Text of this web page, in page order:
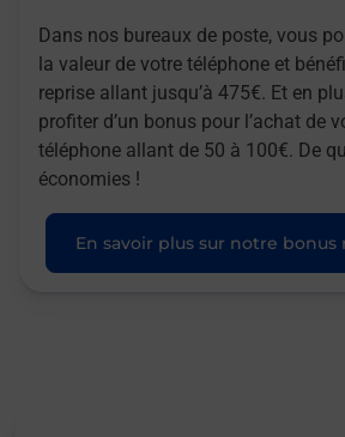
Dans nos bureaux de poste, vous
la valeur de votre téléphone et
reprise allant jusqu’à 475€. Et en
profiter d’un bonus pour l’achat de
téléphone allant de 50 à 100€. De
économies !
En savoir plus sur notre bonus